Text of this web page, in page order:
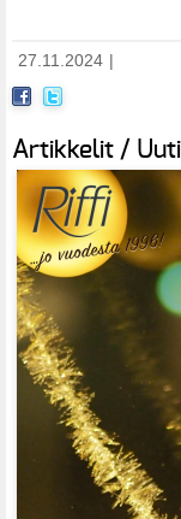
27.11.2024
Artikkelit /